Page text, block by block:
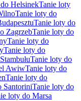
HelsinekTanie loty
Tanie loty do
Tanie loty do
ZagrzebTanie loty do
Tanie loty do
Tanie loty do
Tanie loty do
AwiwTanie loty do
Tanie loty do
SantoriniTanie loty do
loty do Marsa